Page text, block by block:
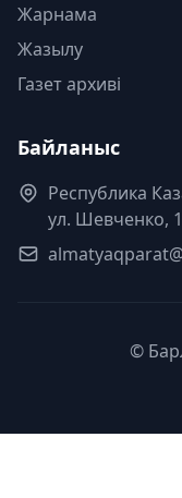
Жарнама
Жазылу
Газет архиві
Байланыс
Республика
ул. Шевченко,
©